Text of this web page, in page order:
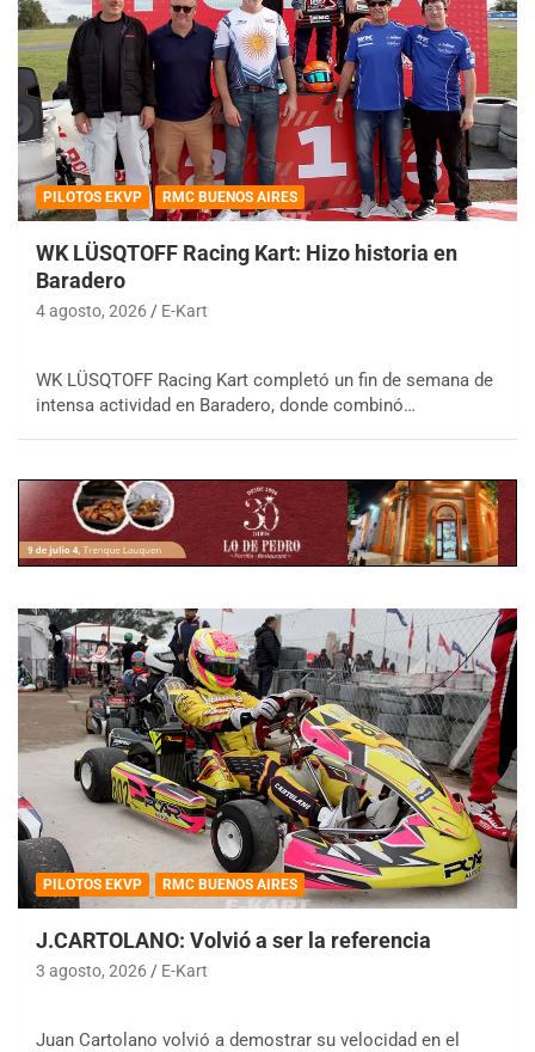
PILOTOS EKVP RMC BUENOS AIRES
WK LÜSQTOFF Racing Kart: Hizo historia en
Baradero
4 agosto, 2026 E-Kart
WK LÜSQTOFF Racing Kart completó un fin de semana de
intensa actividad en Baradero, donde combinó…
PILOTOS EKVP RMC BUENOS AIRES
J.CARTOLANO: Volvió a ser la referencia
3 agosto, 2026 E-Kart
Juan Cartolano volvió a demostrar su velocidad en el